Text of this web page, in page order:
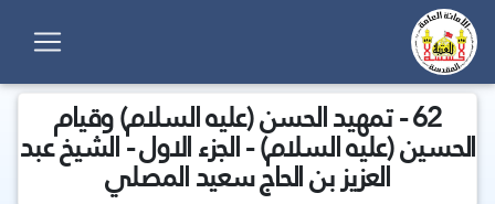
62 - تمهيد الحسن (عليه السلام) وقيام
الحسين (عليه السلام) - الجزء الاول - الشيخ عبد
العزيز بن الحاج سعيد المصلي